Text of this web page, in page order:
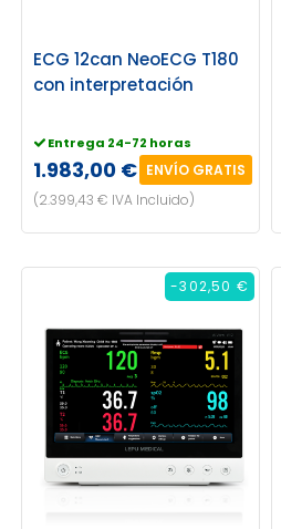
ECG 12can NeoECG T180
con interpretación
Entrega 24-72 horas
1.983,00 € ENVÍO GRATIS
(2.399,43 € IVA Incluido)
-302,50 €